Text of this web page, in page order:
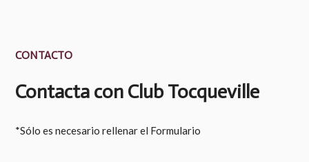
CONTACTO
Contacta con Club Tocqueville
*Sólo es necesario rellenar el Formulario